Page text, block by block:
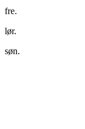
fre.
lør.
søn.